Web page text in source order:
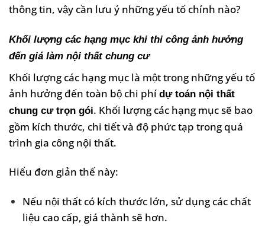
thông tin, vậy cần lưu ý những yếu tố chính nào?
Khối lượng các hạng mục khi thi công ảnh hưởng
đến giá làm nội thất chung cư
Khối lượng các hạng mục là một trong những yếu tố
ảnh hưởng đến toàn bộ chi phí dự toán nội thất
chung cư trọn gói. Khối lượng các hạng mục sẽ bao
gồm kích thước, chi tiết và độ phức tạp trong quá
trình gia công nội thất.
Hiểu đơn giản thế này:
Nếu nội thất có kích thước lớn, sử dụng các chất
liệu cao cấp, giá thành sẽ hơn.